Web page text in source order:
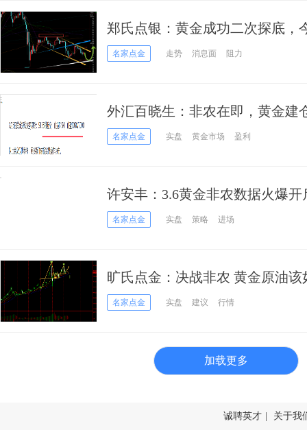
郑氏点银：黄金成功二次探底，
名家点金 走势 消息面 阻力
外汇百晓生：非农在即，黄金建
名家点金 实盘 黄金市场 盈利
许安丰：3.6黄金非农数据火爆
弹？
名家点金 实盘 策略 进场
旷氏点金：决战非农 黄金原油该
名家点金 实盘 建议 行情
加载更多
诚聘英才 关于我